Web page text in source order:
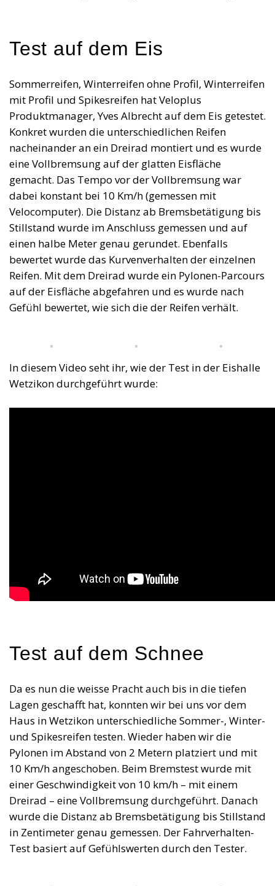
Test auf dem Eis
Sommerreifen, Winterreifen ohne Profil, Winterreifen
mit Profil und Spikesreifen hat Veloplus
Produktmanager, Yves Albrecht auf dem Eis getestet.
Konkret wurden die unterschiedlichen Reifen
nacheinander an ein Dreirad montiert und es wurde
eine Vollbremsung auf der glatten Eisfläche
gemacht. Das Tempo vor der Vollbremsung war
dabei konstant bei 10 Km/h (gemessen mit
Velocomputer). Die Distanz ab Bremsbetätigung bis
Stillstand wurde im Anschluss gemessen und auf
einen halbe Meter genau gerundet. Ebenfalls
bewertet wurde das Kurvenverhalten der einzelnen
Reifen. Mit dem Dreirad wurde ein Pylonen-Parcours
auf der Eisfläche abgefahren und es wurde nach
Gefühl bewertet, wie sich die der Reifen verhält.
In diesem Video seht ihr, wie der Test in der Eishalle
Wetzikon durchgeführt wurde:
Test auf dem Schnee
Da es nun die weisse Pracht auch bis in die tiefen
Lagen geschafft hat, konnten wir bei uns vor dem
Haus in Wetzikon unterschiedliche Sommer-, Winter-
und Spikesreifen testen. Wieder haben wir die
Pylonen im Abstand von 2 Metern platziert und mit
10 Km/h angeschoben. Beim Bremstest wurde mit
einer Geschwindigkeit von 10 km/h – mit einem
Dreirad – eine Vollbremsung durchgeführt. Danach
wurde die Distanz ab Bremsbetätigung bis Stillstand
in Zentimeter genau gemessen. Der Fahrverhalten-
Test basiert auf Gefühlswerten durch den Tester.